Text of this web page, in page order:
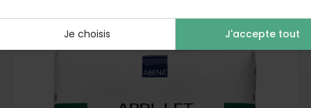
Je choisis J'accepte tout